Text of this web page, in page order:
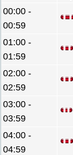
00:00 -
00:59
01:00 -
01:59
02:00 -
02:59
03:00 -
03:59
04:00 -
04:59